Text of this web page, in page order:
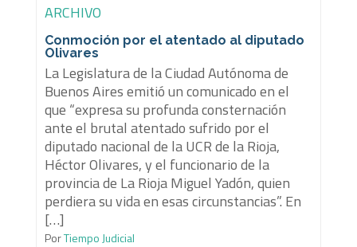
ARCHIVO
Conmoción por el atentado al diputado
Olivares
La Legislatura de la Ciudad Autónoma de
Buenos Aires emitió un comunicado en el
que “expresa su profunda consternación
ante el brutal atentado sufrido por el
diputado nacional de la UCR de la Rioja,
Héctor Olivares, y el funcionario de la
provincia de La Rioja Miguel Yadón, quien
perdiera su vida en esas circunstancias”. En
[…]
PorTiempo Judicial